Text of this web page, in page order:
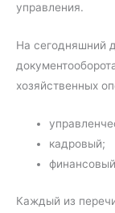
управления.
На сегодняшний
хозяйственных
кадровый;
Каждый из